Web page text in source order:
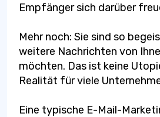
Empfänger sich darüber
Mehr noch: Sie sind so
weitere Nachrichten von
möchten. Das ist keine
Realität für viele
Eine typische E-Mail-